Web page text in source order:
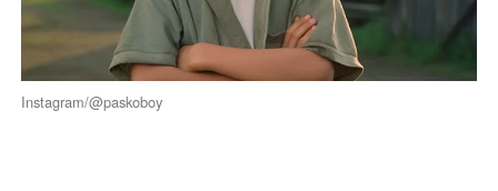
Instagram/@paskoboy